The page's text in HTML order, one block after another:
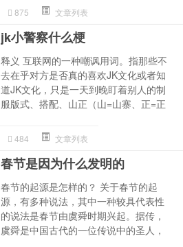
875 文章列表
jk小警察什么梗
释义 互联网的一种嘲讽用词。指那些不
去在乎对方是否真的喜欢JK文化或者知
道JK文化，只是一天到晚盯着别人的制
服版式、搭配、山正（山=山寨、正=正
484 文章列表
春节是因为什么发明的
春节的起源是怎样的？ 关于春节的起
源，有多种说法，其中一种较具代表性
的说法是春节由虞舜时期兴起。据传，
虞舜是中国古代的一位传说中的圣人，